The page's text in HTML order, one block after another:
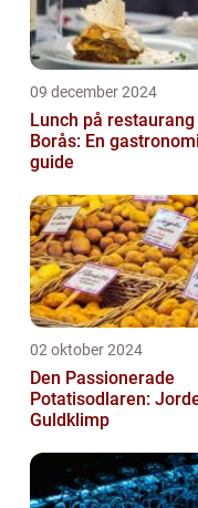
09 december 2024
Lunch på restaurang
Borås: En
guide
02 oktober 2024
Den Passionerade
Potatisodlaren:
Guldklimp